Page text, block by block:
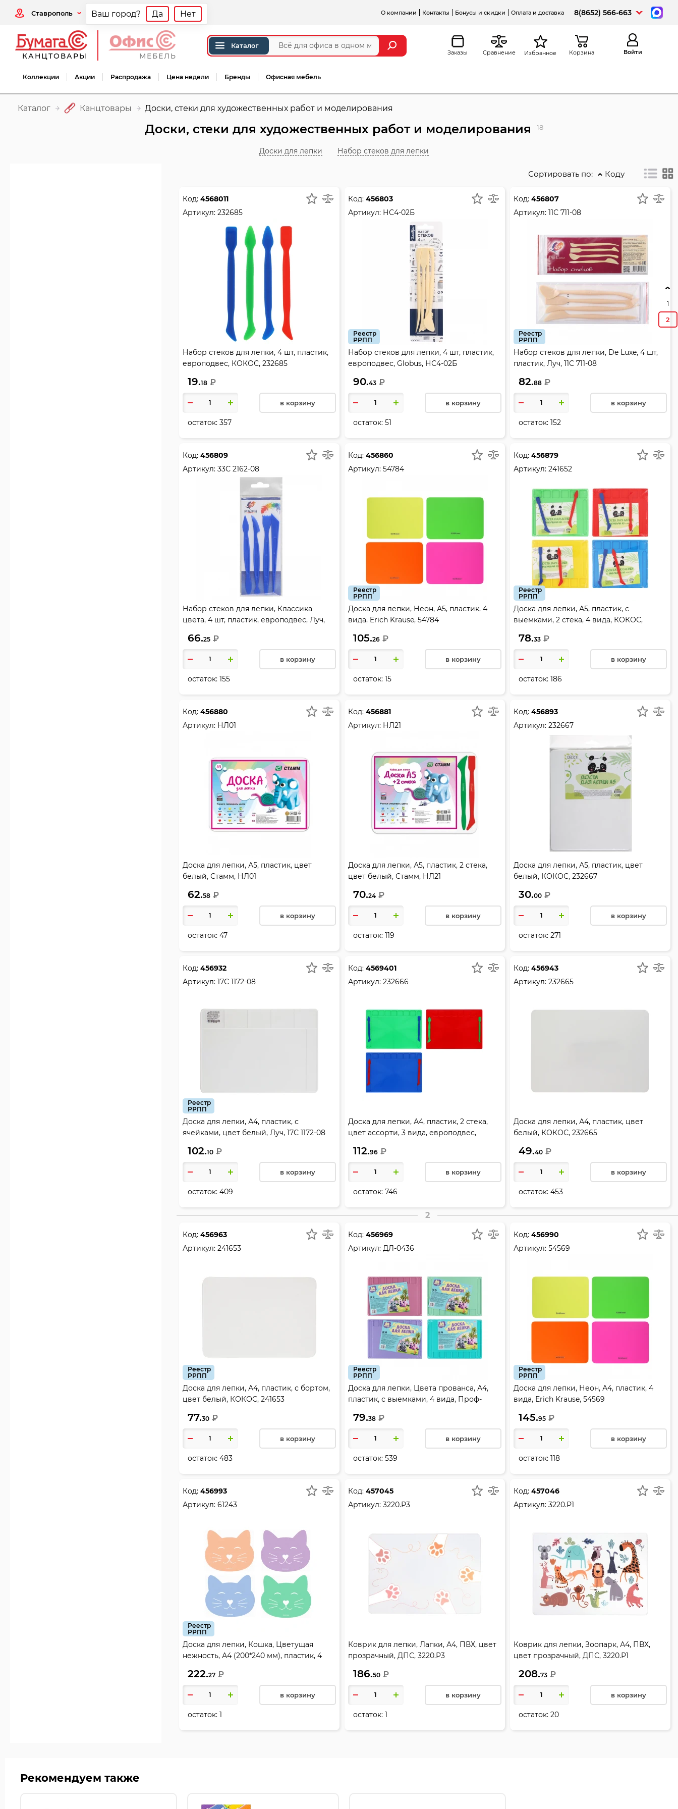
Ставрополь Ваш город? Да Нет О компании Контакты Бонусы и скидки Оплата и доставка 8(8652) 566-663
КАНЦТОВАРЫ МЕБЕЛЬ
Каталог
Заказы Сравнение Избранное Корзина Войти
Коллекции Акции Распродажа Цена недели Бренды Офисная мебель
Каталог Канцтовары Доски, стеки для художественных работ и моделирования
Доски, стеки для художественных работ и моделирования 18
Доски для лепки Набор стеков для лепки
Сортировать по: Коду
Код: 4568011
Артикул: 232685
Набор стеков для лепки, 4 шт, пластик,
европодвес, КОКОС, 232685
19.18 ₽
в корзину
остаток: 357
Код: 456803
Артикул: НС4-02Б
Реестр
РРПП
Набор стеков для лепки, 4 шт, пластик,
европодвес, Globus, НС4-02Б
90.43 ₽
в корзину
остаток: 51
Код: 456807
Артикул: 11С 711-08
Реестр
РРПП
Набор стеков для лепки, De Luxe, 4 шт,
пластик, Луч, 11С 711-08
82.88 ₽
в корзину
остаток: 152
Код: 456809
Артикул: 33С 2162-08
Набор стеков для лепки, Классика
цвета, 4 шт, пластик, европодвес, Луч,
66.25 ₽
в корзину
остаток: 155
Код: 456860
Артикул: 54784
Реестр
РРПП
Доска для лепки, Неон, А5, пластик, 4
вида, Erich Krause, 54784
105.26 ₽
в корзину
остаток: 15
Код: 456879
Артикул: 241652
Реестр
РРПП
Доска для лепки, А5, пластик, с
выемками, 2 стека, 4 вида, КОКОС,
78.33 ₽
в корзину
остаток: 186
Код: 456880
Артикул: НЛ01
Доска для лепки, А5, пластик, цвет
белый, Стамм, НЛ01
62.58 ₽
в корзину
остаток: 47
Код: 456881
Артикул: НЛ21
Доска для лепки, А5, пластик, 2 стека,
цвет белый, Стамм, НЛ21
70.24 ₽
в корзину
остаток: 119
Код: 456893
Артикул: 232667
Доска для лепки, А5, пластик, цвет
белый, КОКОС, 232667
30.00 ₽
в корзину
остаток: 271
Код: 456932
Артикул: 17С 1172-08
Реестр
РРПП
Доска для лепки, А4, пластик, с
ячейками, цвет белый, Луч, 17С 1172-08
102.10 ₽
в корзину
остаток: 409
Код: 4569401
Артикул: 232666
Доска для лепки, А4, пластик, 2 стека,
цвет ассорти, 3 вида, европодвес,
112.96 ₽
в корзину
остаток: 746
Код: 456943
Артикул: 232665
Доска для лепки, А4, пластик, цвет
белый, КОКОС, 232665
49.40 ₽
в корзину
остаток: 453
2
Код: 456963
Артикул: 241653
Реестр
РРПП
Доска для лепки, А4, пластик, с бортом,
цвет белый, КОКОС, 241653
77.30 ₽
в корзину
остаток: 483
Код: 456969
Артикул: ДЛ-0436
Реестр
РРПП
Доска для лепки, Цвета прованса, А4,
пластик, с выемками, 4 вида, Проф-
79.38 ₽
в корзину
остаток: 539
Код: 456990
Артикул: 54569
Реестр
РРПП
Доска для лепки, Неон, А4, пластик, 4
вида, Erich Krause, 54569
145.95 ₽
в корзину
остаток: 118
Код: 456993
Артикул: 61243
Реестр
РРПП
Доска для лепки, Кошка, Цветущая
нежность, А4 (200*240 мм), пластик, 4
222.27 ₽
в корзину
остаток: 1
Код: 457045
Артикул: 3220.Р3
Коврик для лепки, Лапки, А4, ПВХ, цвет
прозрачный, ДПС, 3220.Р3
186.50 ₽
в корзину
остаток: 1
Код: 457046
Артикул: 3220.Р1
Коврик для лепки, Зоопарк, А4, ПВХ,
цвет прозрачный, ДПС, 3220.Р1
208.73 ₽
в корзину
остаток: 20
1
2
Рекомендуем также